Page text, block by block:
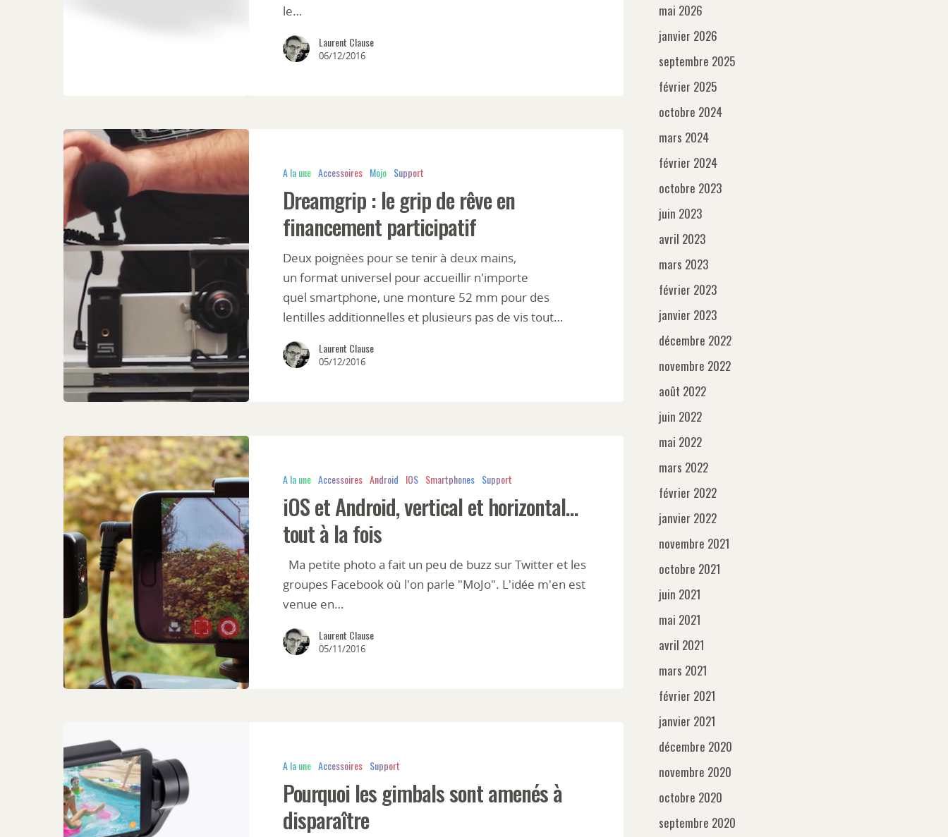
le…
Laurent Clause
06/12/2016
A la une Accessoires Mojo Support
Dreamgrip : le grip de rêve en
financement participatif
Deux poignées pour se tenir à deux mains,
un format universel pour accueillir n'importe
quel smartphone, une monture 52 mm pour des
lentilles additionnelles et plusieurs pas de vis tout…
Laurent Clause
05/12/2016
A la une Accessoires Android IOS Smartphones Support
iOS et Android, vertical et horizontal…
tout à la fois
Ma petite photo a fait un peu de buzz sur Twitter et les
groupes Facebook où l'on parle "MoJo". L'idée m'en est
venue en…
Laurent Clause
05/11/2016
A la une Accessoires Support
Pourquoi les gimbals sont amenés à
disparaître
mai 2026
janvier 2026
septembre 2025
février 2025
octobre 2024
mars 2024
février 2024
octobre 2023
juin 2023
avril 2023
mars 2023
février 2023
janvier 2023
décembre 2022
novembre 2022
août 2022
juin 2022
mai 2022
mars 2022
février 2022
janvier 2022
novembre 2021
octobre 2021
juin 2021
mai 2021
avril 2021
mars 2021
février 2021
janvier 2021
décembre 2020
novembre 2020
octobre 2020
septembre 2020